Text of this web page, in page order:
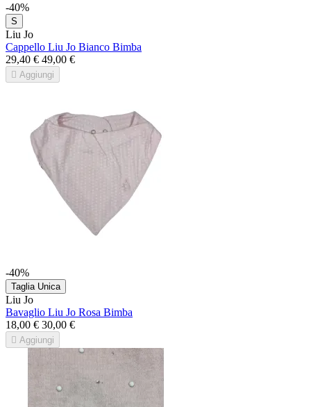
-40%
S
Liu Jo
Cappello Liu Jo Bianco Bimba
29,40 € 49,00 €
 Aggiungi
-40%
Taglia Unica
Liu Jo
Bavaglio Liu Jo Rosa Bimba
18,00 € 30,00 €
 Aggiungi